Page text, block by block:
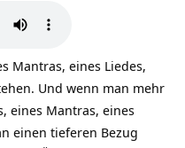
Mantras, eines Liedes,
Und wenn man mehr
eines Mantras, eines
einen tieferen Bezug